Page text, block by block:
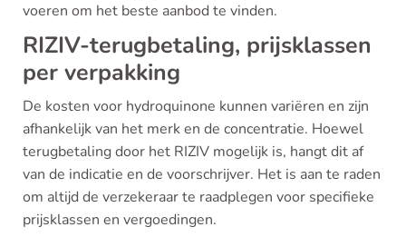
voeren om het beste aanbod te vinden.
RIZIV-terugbetaling, prijsklassen
per verpakking
De kosten voor hydroquinone kunnen variëren en zijn
afhankelijk van het merk en de concentratie. Hoewel
terugbetaling door het RIZIV mogelijk is, hangt dit af
van de indicatie en de voorschrijver. Het is aan te raden
om altijd de verzekeraar te raadplegen voor specifieke
prijsklassen en vergoedingen.